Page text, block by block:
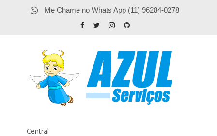
Me Chame no Whats App (11) 96284-0278
Central